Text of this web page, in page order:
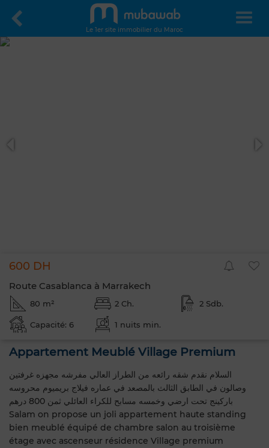
Le 1er site immobilier du Maroc
600 DH
Route Casablanca à Marrakech
80 m² 2 Ch. 2 Sdb.
Capacité: 6 1 nuits min.
Appartement Meublé Village Premium
السلام نقدم شقه رائعه من الطراز العالي مفرشه مجهزه غرفتين
وصالون في الطابق الثالث بالمصعد في عماره فيلاج بريميوم محروسه
باركينج تحت ارضي وخمسه مسابح للكراء العائلي ثمن 800 درهم
Salam on propose un joli appartement haute standing
bien meublé équipé de chambre salon au troisième
étage avec ascenseur résidence Village premium